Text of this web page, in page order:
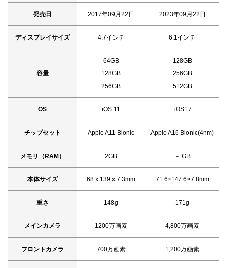
発売日 2017年09月22日 2023年09月22日
ディスプレイサイズ 4.7インチ 6.1インチ
容量
64GB
128GB
256GB
128GB
256GB
512GB
OS iOS 11 iOS17
チップセット Apple A11 Bionic Apple A16 Bionic(4nm)
メモリ（RAM） 2GB － GB
本体サイズ 68 x 139 x 7.3mm 71.6×147.6×7.8mm
重さ 148g 171g
メインカメラ 1200万画素 4,800万画素
フロントカメラ 700万画素 1,200万画素